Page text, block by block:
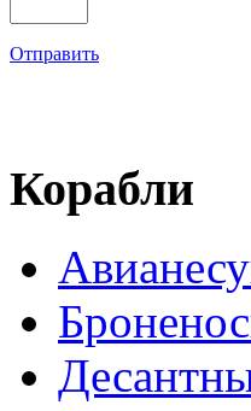
Отправить
Корабли